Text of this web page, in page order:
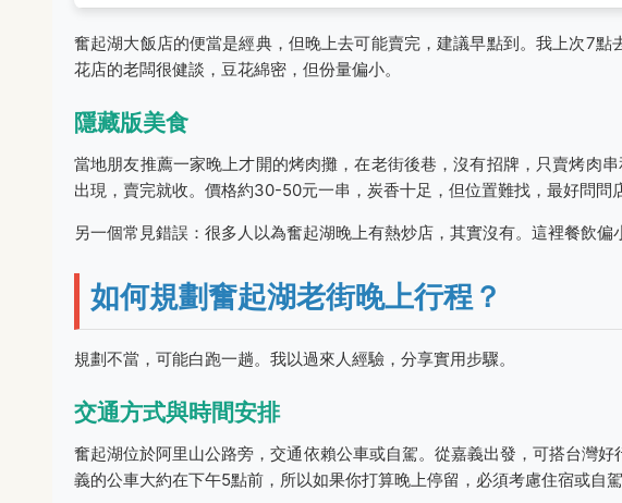
奮起湖大飯店的便當是經典，但晚上去可能賣完，建議早點到。我上次7
花店的老闆很健談，豆花綿密，但份量偏小。
隱藏版美食
當地朋友推薦一家晚上才開的烤肉攤，在老街後巷，沒有招牌，只賣烤肉
出現，賣完就收。價格約30-50元一串，炭香十足，但位置難找，最好問問
另一個常見錯誤：很多人以為奮起湖晚上有熱炒店，其實沒有。這裡餐飲偏
如何規劃奮起湖老街晚上行程？
規劃不當，可能白跑一趟。我以過來人經驗，分享實用步驟。
交通方式與時間安排
奮起湖位於阿里山公路旁，交通依賴公車或自駕。從嘉義出發，可搭台灣
義的公車大約在下午5點前，所以如果你打算晚上停留，必須考慮住宿或自駕